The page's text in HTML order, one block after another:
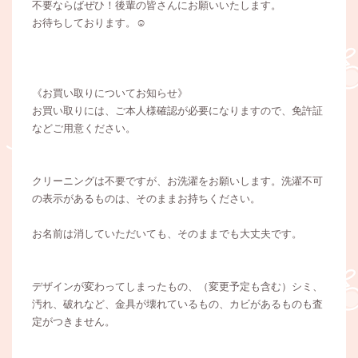
不要ならばぜひ！後輩の皆さんにお願いいたします。
お待ちしております。☺
《お買い取りについてお知らせ》
お買い取りには、ご本人様確認が必要になりますので、免許証
などご用意ください。
クリーニングは不要ですが、お洗濯をお願いします。洗濯不可
の表示があるものは、そのままお持ちください。
お名前は消していただいても、そのままでも大丈夫です。
デザインが変わってしまったもの、（変更予定も含む）シミ、
汚れ、破れなど、金具が壊れているもの、カビがあるものも査
定がつきません。